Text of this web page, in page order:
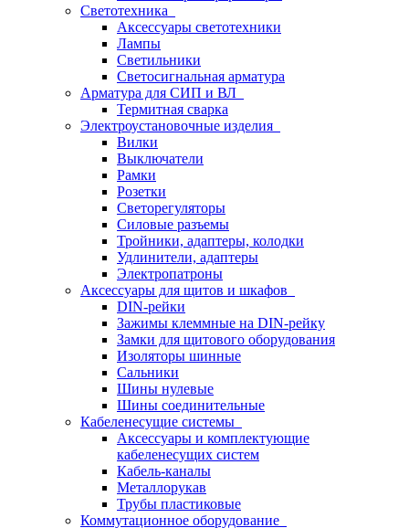
Светотехника
Аксессуары светотехники
Лампы
Светильники
Светосигнальная арматура
Арматура для СИП и ВЛ
Термитная сварка
Электроустановочные изделия
Вилки
Выключатели
Рамки
Розетки
Светорегуляторы
Силовые разъемы
Тройники, адаптеры, колодки
Удлинители, адаптеры
Электропатроны
Аксессуары для щитов и шкафов
DIN-рейки
Зажимы клеммные на DIN-рейку
Замки для щитового оборудования
Изоляторы шинные
Сальники
Шины нулевые
Шины соединительные
Кабеленесущие системы
Аксессуары и комплектующие
кабеленесущих систем
Кабель-каналы
Металлорукав
Трубы пластиковые
Коммутационное оборудование